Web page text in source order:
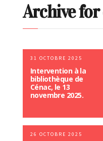
Archive
31 OCTOBRE 2025
Intervention à la
bibliothèque de
Cénac, le 13
novembre 2025.
26 OCTOBRE 2025